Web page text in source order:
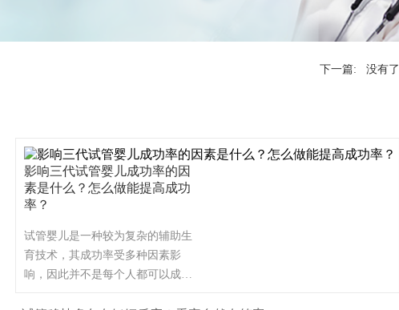
下一篇: 没有了
影响三代试管婴儿成功率的因
素是什么？怎么做能提高成功
率？
试管婴儿是一种较为复杂的辅助生
育技术，其成功率受多种因素影
响，因此并不是每个人都可以成